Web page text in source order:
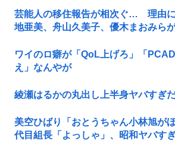
芸能人の移住報告が相次ぐ… 理由
地亜美、舟山久美子、優木まおみら
ワイのロ癖が「QoL上げろ」「
え」なんやが
綾瀬はるかの丸出し上半身ヤバすぎ
美空ひばり「おとうちゃん小林旭が
代目組長「よっしゃ」、昭和ヤバす